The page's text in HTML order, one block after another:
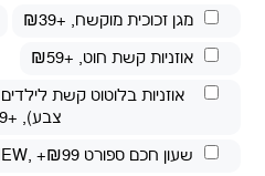
מגן זכוכית מוקשח, +₪39
אוזניות קשת חוט, +₪59
צבע), +₪79
שעון חכם ספורט BLACKVIEW , +₪99